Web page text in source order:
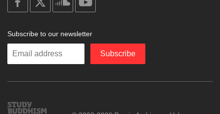
facebook
soundcloud
Subscribe to our newsletter
Enter
Subscribe
Study